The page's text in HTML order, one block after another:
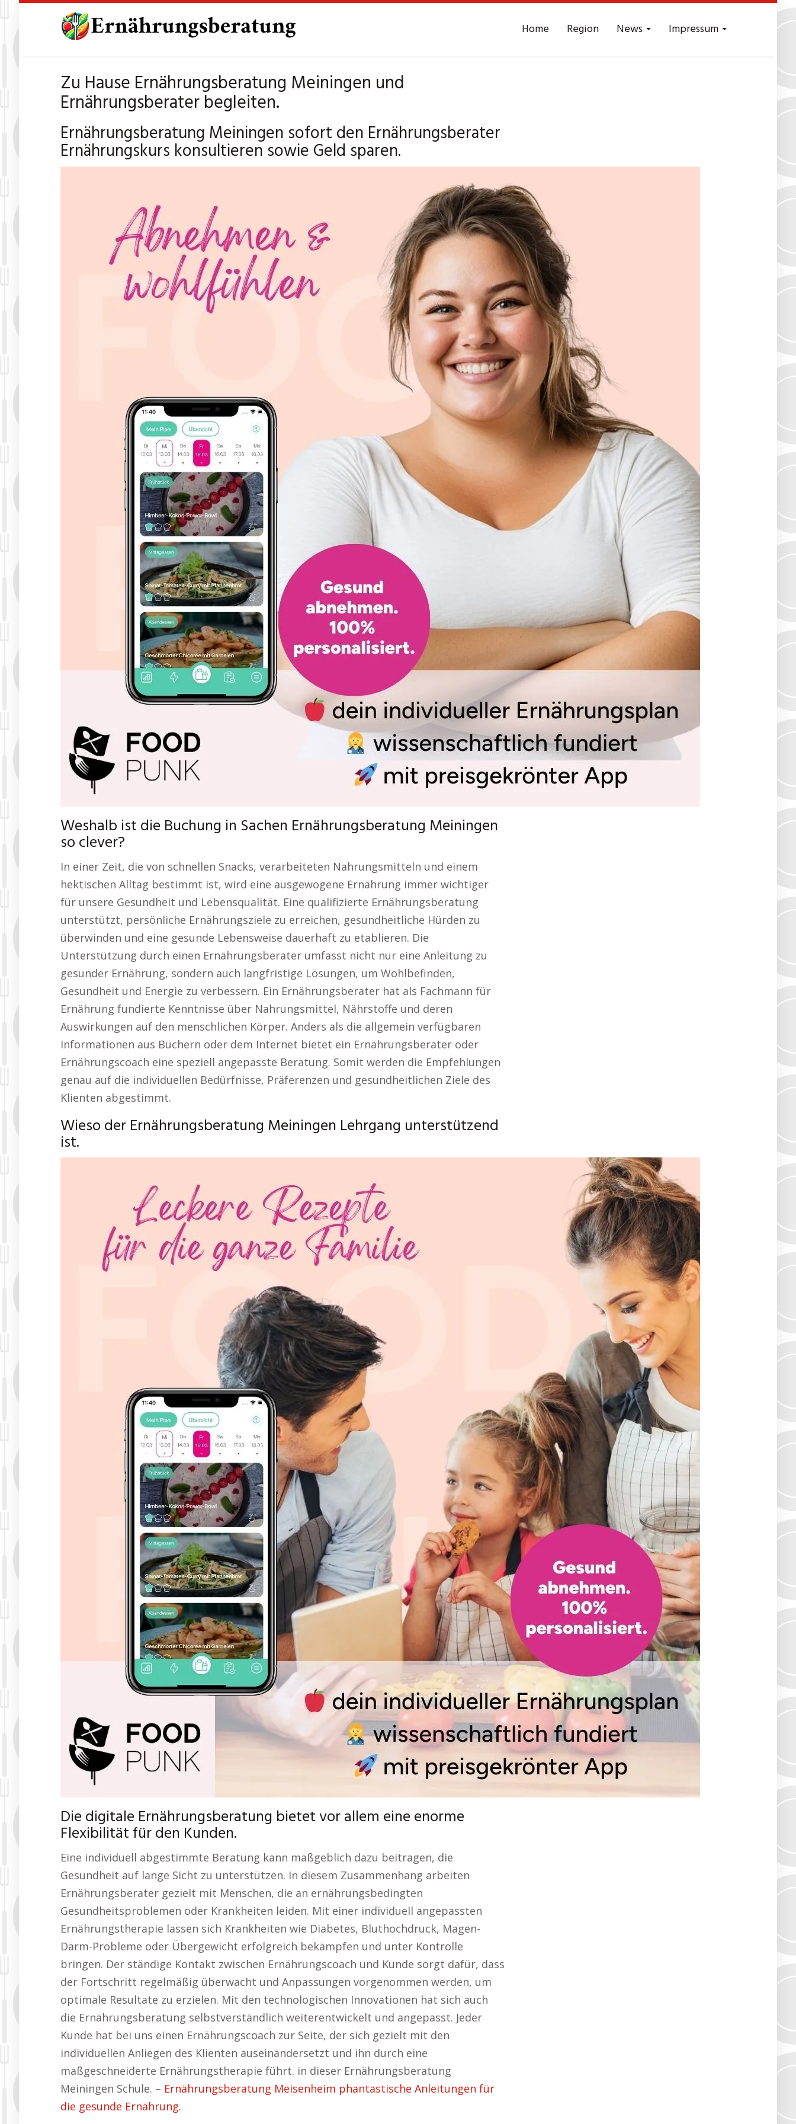
Home Region News Impressum
Zu Hause Ernährungsberatung Meiningen und
Ernährungsberater begleiten.
Ernährungsberatung Meiningen sofort den Ernährungsberater
Ernährungskurs konsultieren sowie Geld sparen.
Weshalb ist die Buchung in Sachen Ernährungsberatung Meiningen
so clever?
In einer Zeit, die von schnellen Snacks, verarbeiteten Nahrungsmitteln und einem
hektischen Alltag bestimmt ist, wird eine ausgewogene Ernährung immer wichtiger
für unsere Gesundheit und Lebensqualität. Eine qualifizierte Ernährungsberatung
unterstützt, persönliche Ernährungsziele zu erreichen, gesundheitliche Hürden zu
überwinden und eine gesunde Lebensweise dauerhaft zu etablieren. Die
Unterstützung durch einen Ernährungsberater umfasst nicht nur eine Anleitung zu
gesunder Ernährung, sondern auch langfristige Lösungen, um Wohlbefinden,
Gesundheit und Energie zu verbessern. Ein Ernährungsberater hat als Fachmann für
Ernährung fundierte Kenntnisse über Nahrungsmittel, Nährstoffe und deren
Auswirkungen auf den menschlichen Körper. Anders als die allgemein verfügbaren
Informationen aus Büchern oder dem Internet bietet ein Ernährungsberater oder
Ernährungscoach eine speziell angepasste Beratung. Somit werden die Empfehlungen
genau auf die individuellen Bedürfnisse, Präferenzen und gesundheitlichen Ziele des
Klienten abgestimmt.
Wieso der Ernährungsberatung Meiningen Lehrgang unterstützend
ist.
Die digitale Ernährungsberatung bietet vor allem eine enorme
Flexibilität für den Kunden.
Eine individuell abgestimmte Beratung kann maßgeblich dazu beitragen, die
Gesundheit auf lange Sicht zu unterstützen. In diesem Zusammenhang arbeiten
Ernährungsberater gezielt mit Menschen, die an ernährungsbedingten
Gesundheitsproblemen oder Krankheiten leiden. Mit einer individuell angepassten
Ernährungstherapie lassen sich Krankheiten wie Diabetes, Bluthochdruck, Magen-
Darm-Probleme oder Übergewicht erfolgreich bekämpfen und unter Kontrolle
bringen. Der ständige Kontakt zwischen Ernährungscoach und Kunde sorgt dafür, dass
der Fortschritt regelmäßig überwacht und Anpassungen vorgenommen werden, um
optimale Resultate zu erzielen. Mit den technologischen Innovationen hat sich auch
die Ernährungsberatung selbstverständlich weiterentwickelt und angepasst. Jeder
Kunde hat bei uns einen Ernährungscoach zur Seite, der sich gezielt mit den
individuellen Anliegen des Klienten auseinandersetzt und ihn durch eine
maßgeschneiderte Ernährungstherapie führt. in dieser Ernährungsberatung
Meiningen Schule. – Ernährungsberatung Meisenheim phantastische Anleitungen für
die gesunde Ernährung.